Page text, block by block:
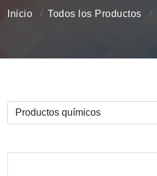
Inicio Todos los Productos